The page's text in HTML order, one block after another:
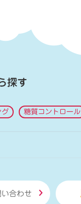
探す
グ 糖質コントロール
い合わせ